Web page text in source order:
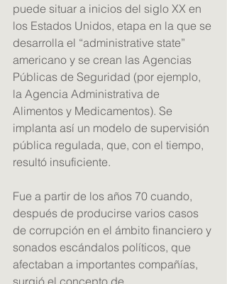
puede situar a inicios del siglo XX en
los Estados Unidos, etapa en la que se
desarrolla el “administrative state”
americano y se crean las Agencias
Públicas de Seguridad (por ejemplo,
la Agencia Administrativa de
Alimentos y Medicamentos). Se
implanta así un modelo de supervisión
pública regulada, que, con el tiempo,
resultó insuficiente.
Fue a partir de los años 70 cuando,
después de producirse varios casos
de corrupción en el ámbito financiero y
sonados escándalos políticos, que
afectaban a importantes compañías,